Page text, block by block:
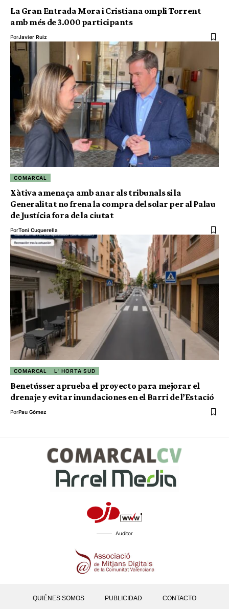
La Gran Entrada Mora i Cristiana ompli Torrent
amb més de 3.000 participants
PorJavier Ruiz
COMARCAL
Xàtiva amenaça amb anar als tribunals si la
Generalitat no frena la compra del solar per al Palau
de Justícia fora de la ciutat
PorToni Cuquerella
COMARCAL L' HORTA SUD
Benetússer aprueba el proyecto para mejorar el
drenaje y evitar inundaciones en el Barri de l’Estació
PorPau Gómez
Auditor
QUIÉNES SOMOS PUBLICIDAD CONTACTO